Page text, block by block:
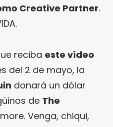
Creative Partner.
reciba este vídeo
del 2 de mayo, la
donará un dólar
de The
Venga, chiqui,